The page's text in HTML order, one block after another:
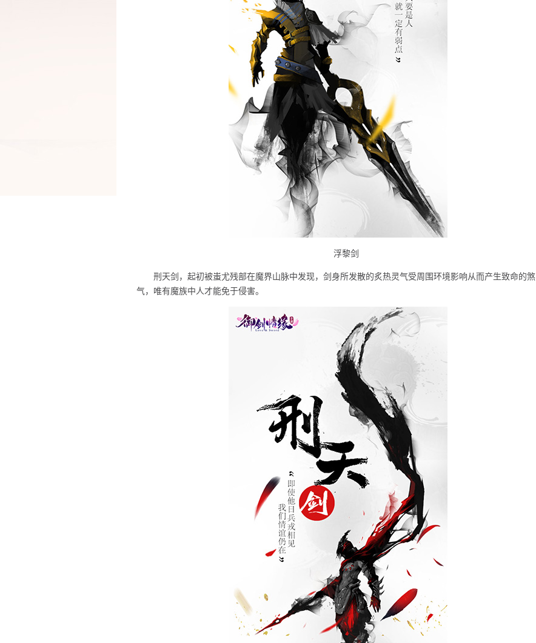
浮黎剑
刑天剑，起初被蚩尤残部在魔界山脉中发现，剑身所发散的炙热灵气受周围环境影响从而产生致命的煞
气，唯有魔族中人才能免于侵害。